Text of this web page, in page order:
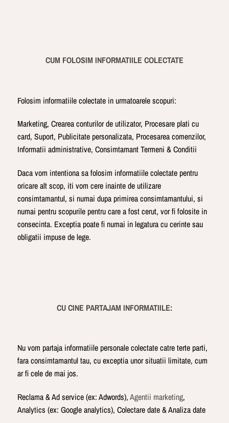
CUM FOLOSIM INFORMATIILE COLECTATE
Folosim informatiile colectate in urmatoarele scopuri:
Marketing, Crearea conturilor de utilizator, Procesare plati cu
card, Suport, Publicitate personalizata, Procesarea comenzilor,
Informatii administrative, Consimtamant Termeni & Conditii
Daca vom intentiona sa folosim informatiile colectate pentru
oricare alt scop, iti vom cere inainte de utilizare
consimtamantul, si numai dupa primirea consimtamantului, si
numai pentru scopurile pentru care a fost cerut, vor fi folosite in
consecinta. Exceptia poate fi numai in legatura cu cerinte sau
obligatii impuse de lege.
CU CINE PARTAJAM INFORMATIILE:
Nu vom partaja informatiile personale colectate catre terte parti,
fara consimtamantul tau, cu exceptia unor situatii limitate, cum
ar fi cele de mai jos.
Reclama & Ad service (ex: Adwords),Agentii marketing,
Analytics (ex: Google analytics), Colectare date & Analiza date